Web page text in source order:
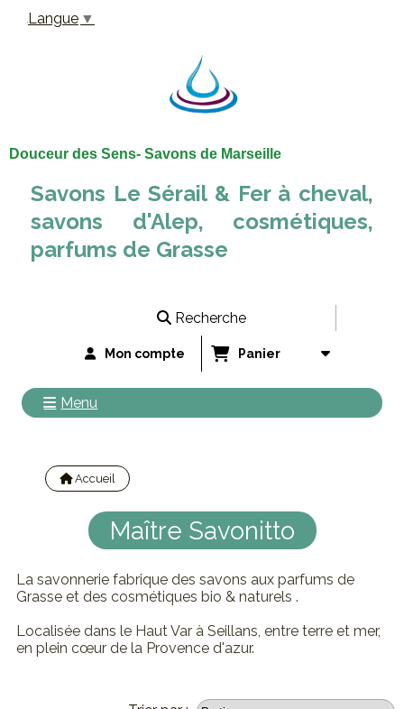
Douceur des Sens- Savons de Marseille
Savons Le Sérail & Fer à cheval,
savons d'Alep, cosmétiques,
parfums de Grasse
Recherche
Mon compte Panier
Menu
Accueil
Maître Savonitto
La savonnerie fabrique des savons aux parfums de
Grasse et des cosmétiques bio & naturels .
Localisée dans le Haut Var à Seillans, entre terre et mer,
en plein cœur de la Provence d'azur.
Langue ▼